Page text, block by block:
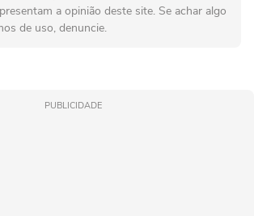
a opinião deste site. Se achar algo
de uso, denuncie.
PUBLICIDADE